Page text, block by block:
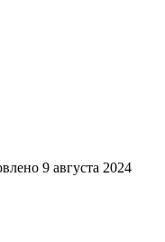
9 августа 2024